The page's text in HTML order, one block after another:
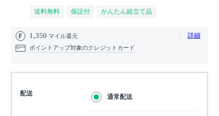
送料無料 保証付 かんたん組立て品
1,350 マイル還元 詳細
ポイントアップ対象のクレジットカード
配送 通常配送